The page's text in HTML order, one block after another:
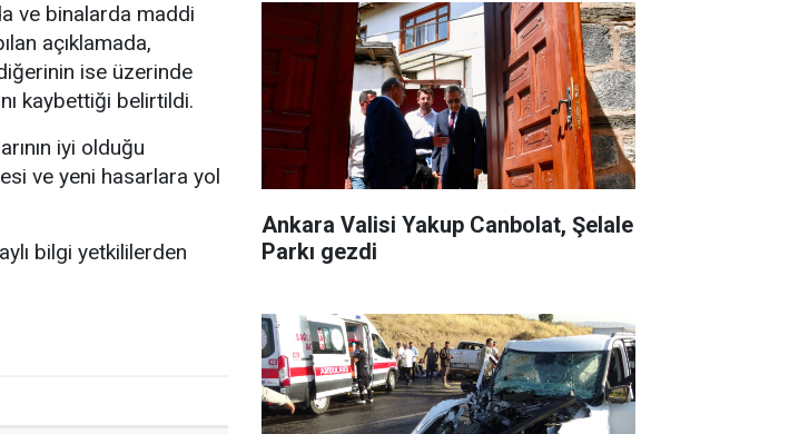
ve binalarda maddi
açıklamada,
ise üzerinde
kaybettiği belirtildi.
iyi olduğu
ve yeni hasarlara yol
bilgi yetkililerden
Ankara Valisi Yakup Canbolat, Şelale
Parkı gezdi